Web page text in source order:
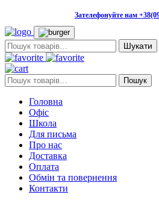
Зателефонуйте нам
Пошук:
Пошук: Пошук
Головна
Офіс
Школа
Для письма
Про нас
Доставка
Оплата
Обмін та повернення
Контакти